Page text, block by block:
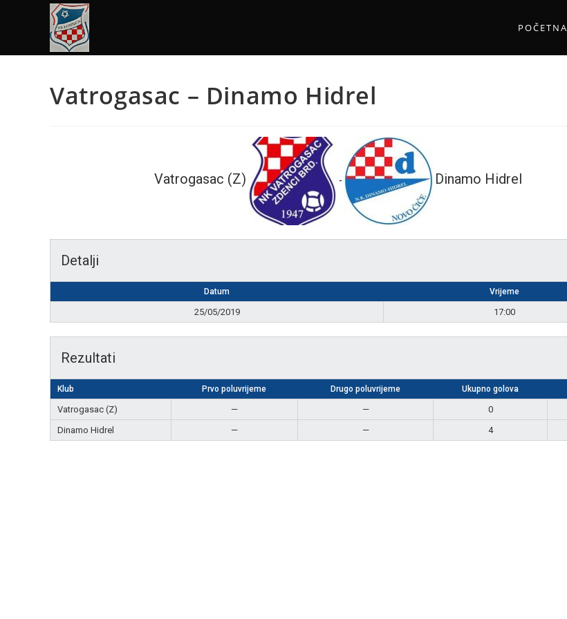
POČETNA
Vatrogasac – Dinamo Hidrel
Vatrogasac (Z) - Dinamo Hidrel
Detalji
Datum Vrijeme
25/05/2019 17:00
Rezultati
Klub Prvo poluvrijeme Drugo poluvrijeme Ukupno golova
Vatrogasac (Z) — — 0
Dinamo Hidrel
— — 4